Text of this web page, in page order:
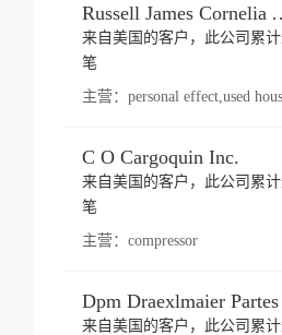
Russell
来自美国的客户，此公司累
笔
主营：
C O Cargoquin Inc.
来自美国的客户，此公司累
笔
主营： compressor
来自美国的客户，此公司累